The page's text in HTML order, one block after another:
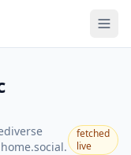
fetched
live